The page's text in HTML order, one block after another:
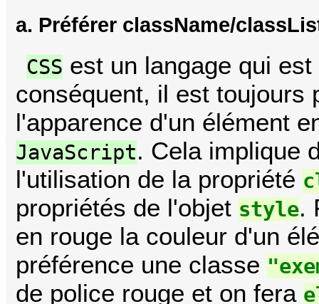
a. Préférer className/
CSS est un langage qui
conséquent, il est toujours
l'apparence d'un élément
JavaScript. Cela implique
l'utilisation de la propriété
propriétés de l'objet style.
en rouge la couleur d'un
préférence une classe
de police rouge et on fera